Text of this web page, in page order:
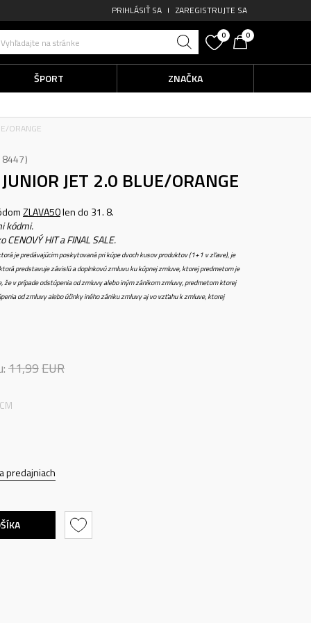
PRIHLÁSIŤ SA ZAREGISTRUJTE SA
Vyhľadajte na stránke
0 0
ŠPORT
ZNAČKA
ORANGE
JET 2.0 BLUE/ORANGE
ZLAVA50len do 31. 8.
kódmi.
HIT a FINAL SALE.
je predávajúcim poskytovaná pri kúpe dvoch kusov produktov (1+1 v zľave), je
predstavuje závislú a doplnkovú zmluvu ku kúpnej zmluve, ktorej predmetom je
že v prípade odstúpenia od zmluvy alebo iným zánikom zmluvy, predmetom ktorej
od zmluvy alebo účinky iného zániku zmluvy aj vo vzťahu k zmluve, ktorej
11,99EUR
predajniach